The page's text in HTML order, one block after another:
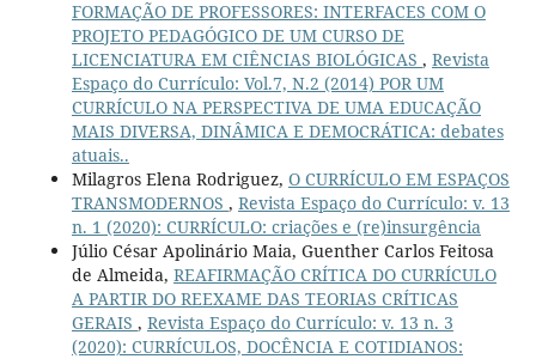
FORMAÇÃO DE PROFESSORES: INTERFACES COM O
PROJETO PEDAGÓGICO DE UM CURSO DE
LICENCIATURA EM CIÊNCIAS BIOLÓGICAS , Revista
Espaço do Currículo: Vol.7, N.2 (2014) POR UM
CURRÍCULO NA PERSPECTIVA DE UMA EDUCAÇÃO
MAIS DIVERSA, DINÂMICA E DEMOCRÁTICA: debates
atuais..
Milagros Elena Rodriguez, O CURRÍCULO EM ESPAÇOS
TRANSMODERNOS , Revista Espaço do Currículo: v. 13
n. 1 (2020): CURRÍCULO: criações e (re)insurgência
Júlio César Apolinário Maia, Guenther Carlos Feitosa
de Almeida, REAFIRMAÇÃO CRÍTICA DO CURRÍCULO
A PARTIR DO REEXAME DAS TEORIAS CRÍTICAS
GERAIS , Revista Espaço do Currículo: v. 13 n. 3
(2020): CURRÍCULOS, DOCÊNCIA E COTIDIANOS: